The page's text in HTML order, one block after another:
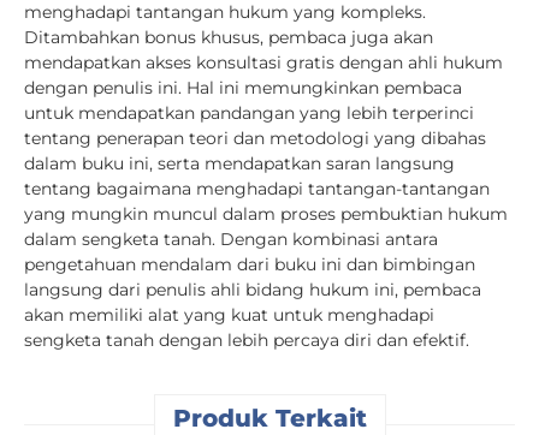
menghadapi tantangan hukum yang kompleks.
Ditambahkan bonus khusus, pembaca juga akan
mendapatkan akses konsultasi gratis dengan ahli hukum
dengan penulis ini. Hal ini memungkinkan pembaca
untuk mendapatkan pandangan yang lebih terperinci
tentang penerapan teori dan metodologi yang dibahas
dalam buku ini, serta mendapatkan saran langsung
tentang bagaimana menghadapi tantangan-tantangan
yang mungkin muncul dalam proses pembuktian hukum
dalam sengketa tanah. Dengan kombinasi antara
pengetahuan mendalam dari buku ini dan bimbingan
langsung dari penulis ahli bidang hukum ini, pembaca
akan memiliki alat yang kuat untuk menghadapi
sengketa tanah dengan lebih percaya diri dan efektif.
Produk Terkait